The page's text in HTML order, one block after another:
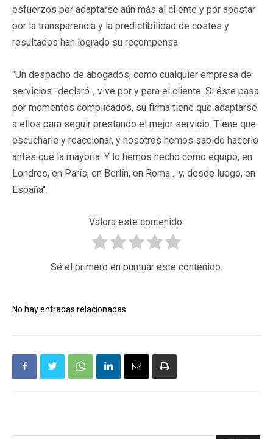
esfuerzos por adaptarse aún más al cliente y por apostar
por la transparencia y la predictibilidad de costes y
resultados han logrado su recompensa.
"Un despacho de abogados, como cualquier empresa de
servicios -declaró-, vive por y para el cliente. Si éste pasa
por momentos complicados, su firma tiene que adaptarse
a ellos para seguir prestando el mejor servicio. Tiene que
escucharle y reaccionar, y nosotros hemos sabido hacerlo
antes que la mayoría. Y lo hemos hecho como equipo, en
Londres, en París, en Berlín, en Roma… y, desde luego, en
España".
Valora este contenido.
Sé el primero en puntuar este contenido.
No hay entradas relacionadas